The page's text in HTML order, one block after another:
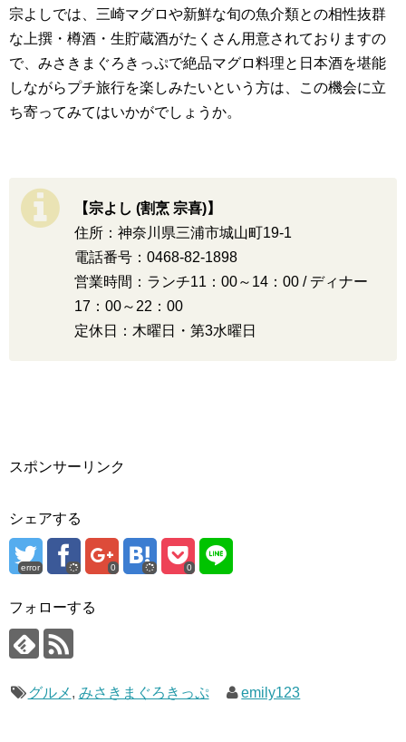
宗よしでは、三崎マグロや新鮮な旬の魚介類との相性抜群
な上撰・樽酒・生貯蔵酒がたくさん用意されておりますの
で、みさきまぐろきっぷで絶品マグロ料理と日本酒を堪能
しながらプチ旅行を楽しみたいという方は、この機会に立
ち寄ってみてはいかがでしょうか。
【宗よし (割烹 宗喜)】
住所：神奈川県三浦市城山町19-1
電話番号：0468-82-1898
営業時間：ランチ11：00～14：00 / ディナー
17：00～22：00
定休日：木曜日・第3水曜日
スポンサーリンク
シェアする
error 0 0
フォローする
グルメ , みさきまぐろきっぷ emily123